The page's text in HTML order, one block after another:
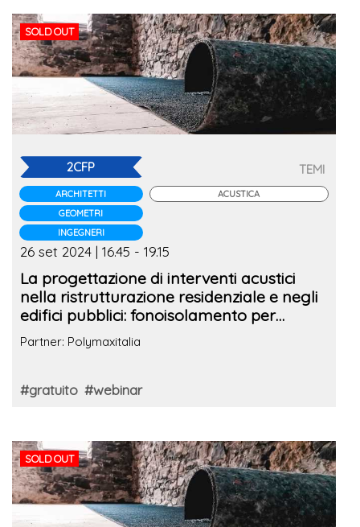
SOLD OUT
2CFP
ARCHITETTI
GEOMETRI
INGEGNERI
TEMI
ACUSTICA
26 set 2024 | 16.45 - 19.15
La progettazione di interventi acustici
nella ristrutturazione residenziale e negli
edifici pubblici: fonoisolamento per
facciate, impianti, pareti e solai
Partner: Polymaxitalia
#gratuito #webinar
SOLD OUT